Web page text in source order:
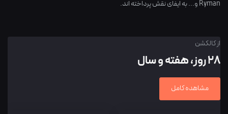
Rymanو... به ایفای نقش پرداخته اند.
از کالکشن
۲۸ روز، هفته‌ و سال‌
مشاهده کامل